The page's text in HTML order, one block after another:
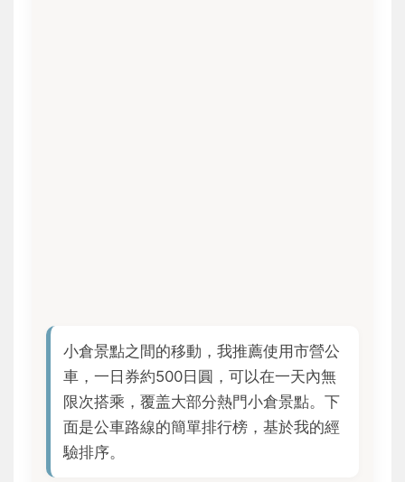
小倉景點之間的移動，我推薦使用市營公
車，一日券約500日圓，可以在一天內無
限次搭乘，覆盖大部分熱門小倉景點。下
面是公車路線的簡單排行榜，基於我的經
驗排序。